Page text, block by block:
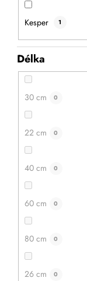
Kesper 1
Délka
30 cm 0
22 cm 0
40 cm 0
60 cm 0
80 cm 0
26 cm 0